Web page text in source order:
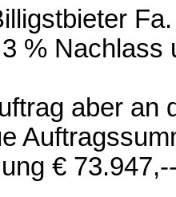
% Nachlass
aber an
€